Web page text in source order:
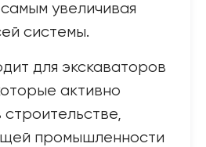
увеличивая
системы.
для экскаваторов
активно
строительстве,
промышленности